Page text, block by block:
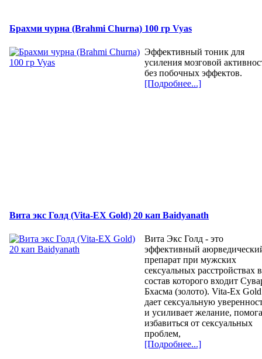
Брахми чурна (Brahmi Churna) 100 гр Vyas
Эффективный тоник для
усиления мозговой
без побочных эффектов.
[Подробнее...]
Вита экс Голд (Vita-EX Gold) 20 кап Baidyanath
Вита Экс Голд - это
эффективный
препарат при мужских
сексуальных расстройствах в
состав которого входит
Бхасма (золото). Vita-Ex
дает сексуальную
и усиливает желание,
избавиться от сексуальных
проблем,
[Подробнее...]